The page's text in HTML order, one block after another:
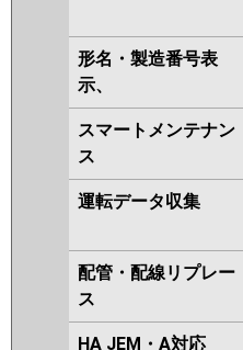
形名・製造番号表
示、
スマートメンテナン
ス
運転データ収集
配管・配線リプレー
ス
HA JEM・A対応